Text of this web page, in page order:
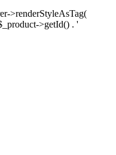
>renderStyleAsTag(
>getId() . '